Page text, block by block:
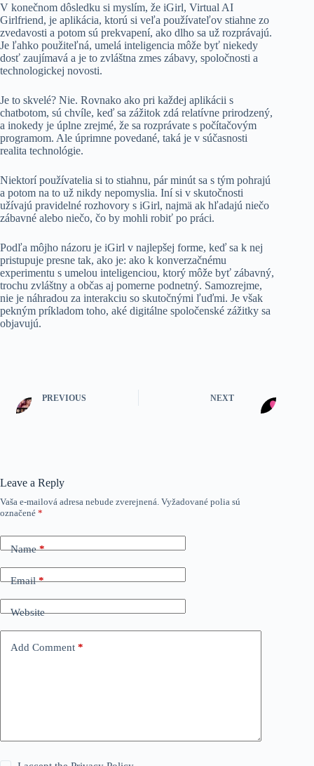
V konečnom dôsledku si myslím, že iGirl, Virtual AI
Girlfriend, je aplikácia, ktorú si veľa používateľov stiahne zo
zvedavosti a potom sú prekvapení, ako dlho sa už rozprávajú.
Je ľahko použiteľná, umelá inteligencia môže byť niekedy
dosť zaujímavá a je to zvláštna zmes zábavy, spoločnosti a
technologickej novosti.
Je to skvelé? Nie. Rovnako ako pri každej aplikácii s
chatbotom, sú chvíle, keď sa zážitok zdá relatívne prirodzený,
a inokedy je úplne zrejmé, že sa rozprávate s počítačovým
programom. Ale úprimne povedané, taká je v súčasnosti
realita technológie.
Niektorí používatelia si to stiahnu, pár minút sa s tým pohrajú
a potom na to už nikdy nepomyslia. Iní si v skutočnosti
užívajú pravidelné rozhovory s iGirl, najmä ak hľadajú niečo
zábavné alebo niečo, čo by mohli robiť po práci.
Podľa môjho názoru je iGirl v najlepšej forme, keď sa k nej
pristupuje presne tak, ako je: ako k konverzačnému
experimentu s umelou inteligenciou, ktorý môže byť zábavný,
trochu zvláštny a občas aj pomerne podnetný. Samozrejme,
nie je náhradou za interakciu so skutočnými ľuďmi. Je však
pekným príkladom toho, aké digitálne spoločenské zážitky sa
objavujú.
PREVIOUS NEXT
Leave a Reply
Vaša e-mailová adresa nebude zverejnená. Vyžadované polia sú
označené *
Name*
Email*
Website
Add Comment *